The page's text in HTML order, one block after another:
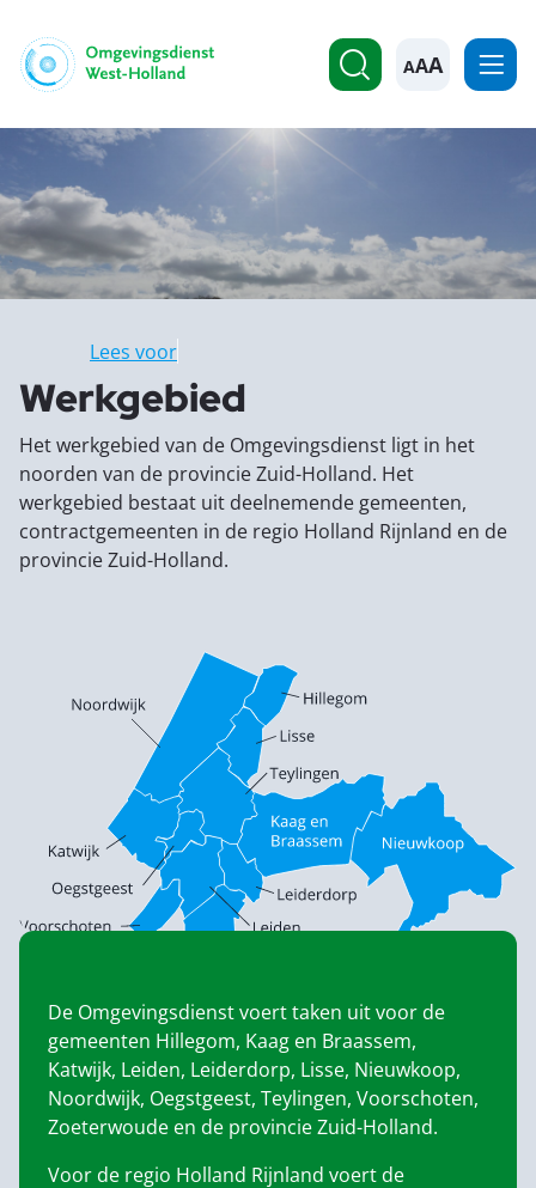
A
Lees voor
Werkgebied
Het werkgebied van de Omgevingsdienst ligt in het
noorden van de provincie Zuid-Holland. Het
werkgebied bestaat uit deelnemende gemeenten,
contractgemeenten in de regio Holland Rijnland en de
provincie Zuid-Holland.
De Omgevingsdienst voert taken uit voor de
gemeenten Hillegom, Kaag en Braassem,
Katwijk, Leiden, Leiderdorp, Lisse, Nieuwkoop,
Noordwijk, Oegstgeest, Teylingen, Voorschoten,
Zoeterwoude en de provincie Zuid-Holland.
Voor de regio Holland Rijnland voert de